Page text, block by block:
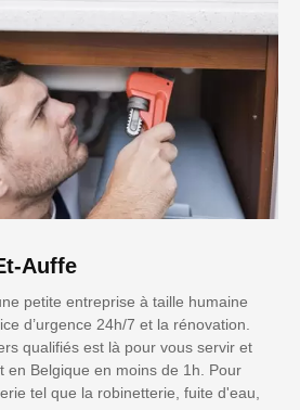
Auffe
petite entreprise à taille humaine
d’urgence 24h/7 et la rénovation.
qualifiés est là pour vous servir et
en Belgique en moins de 1h. Pour
tel que la robinetterie, fuite d'eau,